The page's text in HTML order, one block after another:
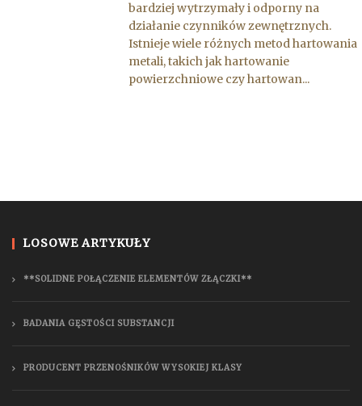
bardziej wytrzymały i odporny na
działanie czynników zewnętrznych.
Istnieje wiele różnych metod hartowania
metali, takich jak hartowanie
powierzchniowe czy hartowan...
LOSOWE ARTYKUŁY
**SOLIDNE POŁĄCZENIE ELEMENTÓW ZŁĄCZKI**
BADANIA GĘSTOŚCI SUBSTANCJI
PRODUCENT PRZENOŚNIKÓW WYSOKIEJ KLASY